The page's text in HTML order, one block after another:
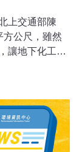
上交通部陳
方公尺，雖然
讓地下化工程
位在樓梯的徵
為會影響到
是暫緩拆除，
。黃春香表